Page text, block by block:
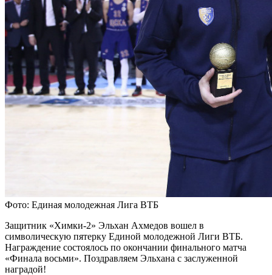
Фото: Единая молодежная Лига ВТБ
Защитник «Химки-2» Эльхан Ахмедов вошел в
символическую пятерку Единой молодежной Лиги ВТБ.
Награждение состоялось по окончании финального матча
«Финала восьми». Поздравляем Эльхана с заслуженной
наградой!